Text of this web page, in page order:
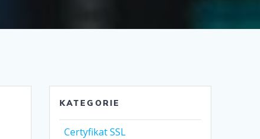
KATEGORIE
Certyfikat SSL